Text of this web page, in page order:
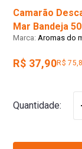
Camarão
Mar Bandeja
Aromas do
R$ 37,90R$
Quantidade